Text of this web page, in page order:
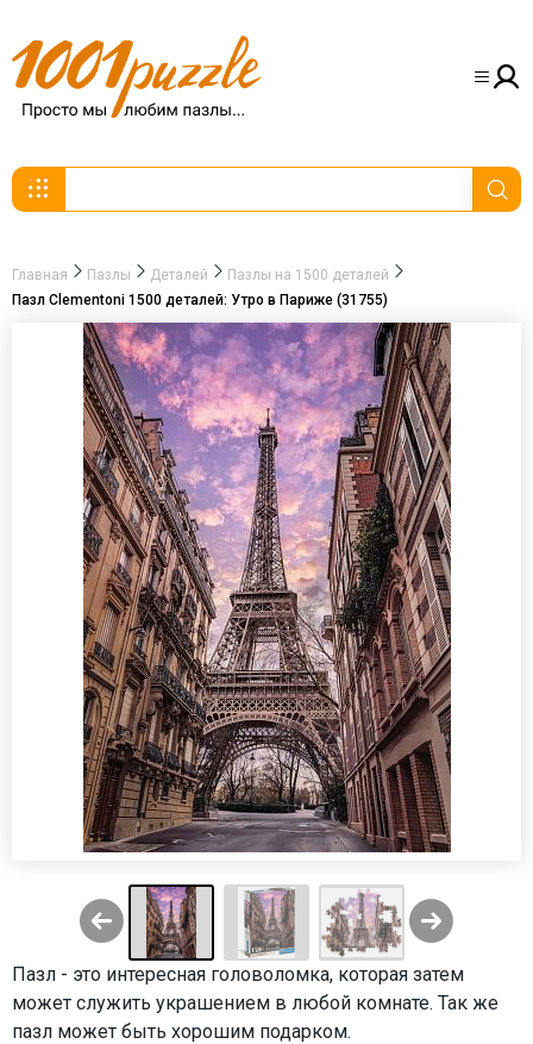
Главная Пазлы Деталей
Пазлы на 1500 деталей
Пазл Clementoni 1500 деталей: Утро в Париже (31755)
Пазл - это интересная головоломка, которая затем
может служить украшением в любой комнате. Так же
пазл может быть хорошим подарком.